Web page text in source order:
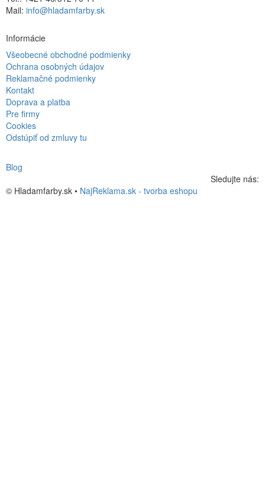
Mail: info@hladamfarby.sk
Informácie
Všeobecné obchodné podmienky
Ochrana osobných údajov
Reklamačné podmienky
Kontakt
Doprava a platba
Pre firmy
Cookies
Odstúpiť od zmluvy tu
Blog
Sledujte nás:
© Hladamfarby.sk • NajReklama.sk - tvorba eshopu